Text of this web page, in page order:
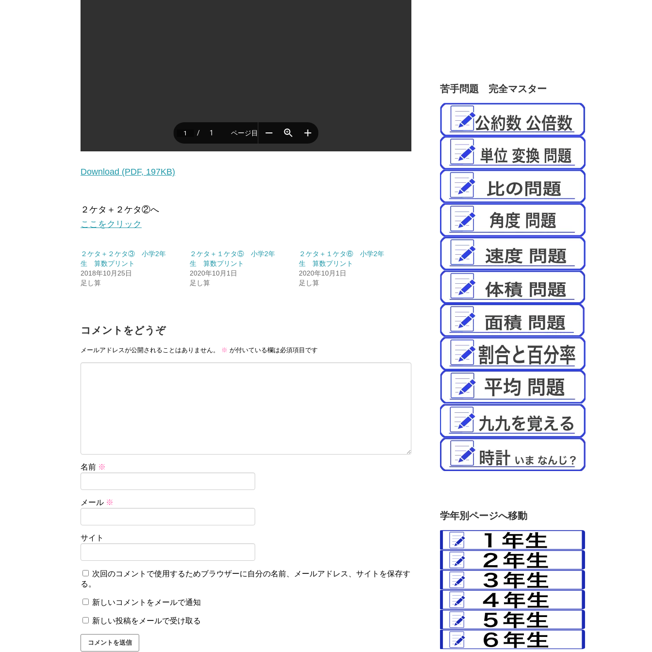
Download (PDF, 197KB)
２ケタ＋２ケタ②へ
ここをクリック
２ケタ＋２ケタ③ 小学2年
生 算数プリント
2018年10月25日
足し算
２ケタ＋１ケタ⑤ 小学2年
生 算数プリント
2020年10月1日
足し算
２ケタ＋１ケタ⑥ 小学2年
生 算数プリント
2020年10月1日
足し算
コメントをどうぞ
メールアドレスが公開されることはありません。 ※ が付いている欄は必須項目です
名前 ※
メール ※
サイト
次回のコメントで使用するためブラウザーに自分の名前、メールアドレス、サイトを保存す
る。
新しいコメントをメールで通知
新しい投稿をメールで受け取る
苦手問題 完全マスター
学年別ページへ移動